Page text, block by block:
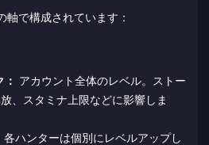
軸で構成されています：
アカウント全体のレベル。ストー
、スタミナ上限などに影響しま
各ハンターは個別にレベルアップし